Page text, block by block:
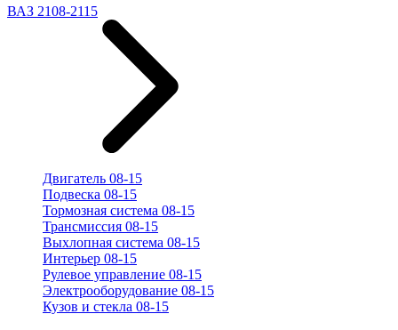
ВАЗ 2108-2115
Двигатель 08-15
Подвеска 08-15
Тормозная система 08-15
Трансмиссия 08-15
Выхлопная система 08-15
Интерьер 08-15
Рулевое управление 08-15
Электрооборудование 08-15
Кузов и стекла 08-15